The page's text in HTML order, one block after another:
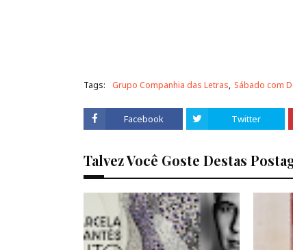
Tags: Grupo Companhia das Letras Sábado com
Facebook Twitter
Talvez Você Goste Destas